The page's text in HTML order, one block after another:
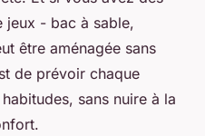
jeux - bac à sable,
être aménagée sans
de prévoir chaque
sans nuire à la